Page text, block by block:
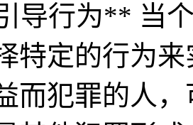
导行为** 当
特定的行为
而犯罪的人